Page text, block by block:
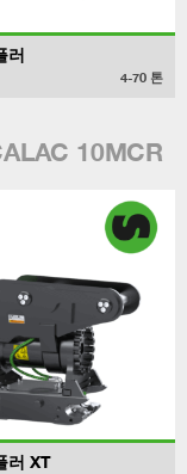
러
4-70 톤
10MCR
러 XT